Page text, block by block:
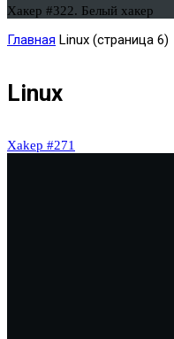
Хакер #322. Белый хакер
Главная Linux (страница 6)
Linux
Xakep #271